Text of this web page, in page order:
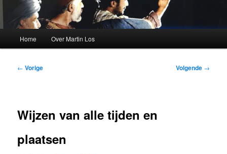
Home Over Martin Los
Bericht
← Vorige Volgende →
Wijzen van alle tijden en
plaatsen